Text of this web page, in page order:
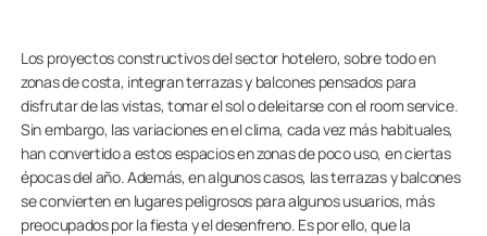
Los proyectos constructivos del sector hotelero, sobre todo en
zonas de costa, integran terrazas y balcones pensados para
disfrutar de las vistas, tomar el sol o deleitarse con el room service.
Sin embargo, las variaciones en el clima, cada vez más habituales,
han convertido a estos espacios en zonas de poco uso, en ciertas
épocas del año. Además, en algunos casos, las terrazas y balcones
se convierten en lugares peligrosos para algunos usuarios, más
preocupados por la fiesta y el desenfreno. Es por ello, que la